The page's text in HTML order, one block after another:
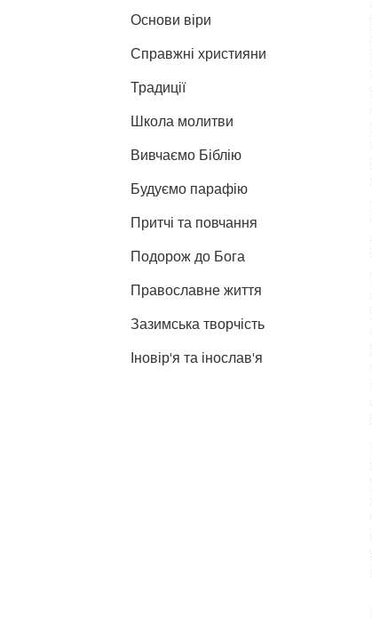
Основи віри
Справжні християни
Традиції
Школа молитви
Вивчаємо Біблію
Будуємо парафію
Притчі та повчання
Подорож до Бога
Православне життя
Зазимська творчість
Іновір'я та інослав'я